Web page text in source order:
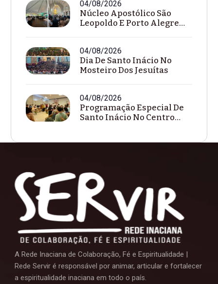
Núcleo Apostólico São
Leopoldo E Porto Alegre
04/08/2026
Dia De Santo Inácio No
Mosteiro Dos Jesuítas
04/08/2026
Programação Especial De
Santo Inácio No Centro
04/08/2026
A Rede Inaciana de Colaboração, Fé e Espiritualidade |
Rede Servir é responsável por animar, articular e fortalecer
a espiritualidade inaciana em todo o país.